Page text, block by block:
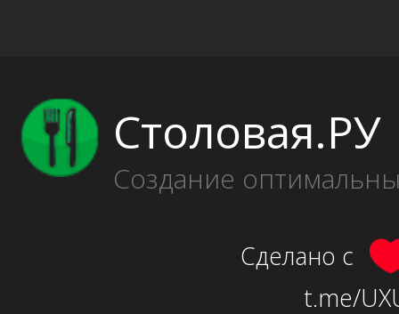
Столовая.РУ
Создание
Сделано с
t.me/